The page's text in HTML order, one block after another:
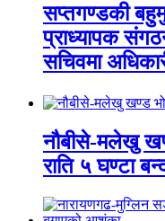
सप्तगण्डकी
प्राध्यापक
सचिवमा
नौबीसे-मलेखु
राति ५ घण्टा